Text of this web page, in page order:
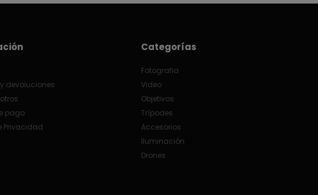
devoluciones
pago
Privacidad
Categorías
Fotografia
Video
Objetivos
Trípodes
Accesorios
Iluminación
Drones